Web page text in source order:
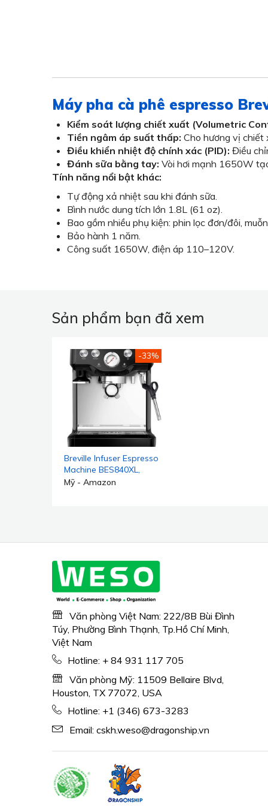
Máy pha cà phê espresso
Kiểm soát lượng chiết xuất (Volumetric
Tiền ngâm áp suất thấp: Cho hương vị chiết
Điều khiển nhiệt độ chính xác (PID): Điều
Đánh sữa bằng tay: Vòi hơi mạnh 1650W
Tính năng nổi bật khác:
Tự động xả nhiệt sau khi đánh sữa.
Bình nước dung tích lớn 1.8L (61 oz).
Bao gồm nhiều phụ kiện: phin lọc đơn/đôi,
Bảo hành 1 năm.
Công suất 1650W, điện áp 110–120V.
Sản phẩm bạn đã xem
-33%
Breville Infuser Espresso
Machine BES840XL,
10,25 x 12,5 x 13,25 inch,
Mỹ - Amazon
Văn phòng Việt Nam: 222/8B Bùi Đình
Túy, Phường Bình Thạnh, Tp.Hồ Chí Minh,
Việt Nam
Hotline: + 84 931 117 705
Văn phòng Mỹ: 11509 Bellaire Blvd,
Houston, TX 77072, USA
Hotline: +1 (346) 673-3283
Email: cskh.weso@dragonship.vn